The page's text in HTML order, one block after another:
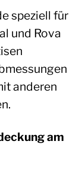
speziell für
und Rova
anderen
am